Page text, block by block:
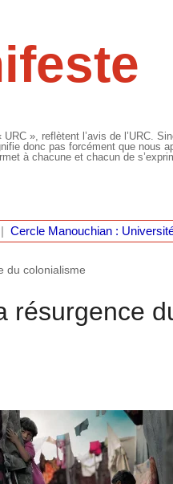
», reflètent l’avis de l’URC.
donc pas forcément que nous
à chacune et chacun de
Cercle Manouchian :
du colonialisme
résurgence